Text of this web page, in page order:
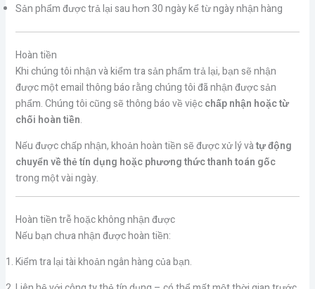
Sản phẩm được trả lại sau hơn 30 ngày kể từ ngày nhận hàng
Hoàn tiền
Khi chúng tôi nhận và kiểm tra sản phẩm trả lại, bạn sẽ nhận
được một email thông báo rằng chúng tôi đã nhận được sản
phẩm. Chúng tôi cũng sẽ thông báo về việcchấp nhận hoặc từ
chối hoàn tiền.
Nếu được chấp nhận, khoản hoàn tiền sẽ được xử lý vàtự động
chuyển về thẻ tín dụng hoặc phương thức thanh toán gốc
trong một vài ngày.
Hoàn tiền trễ hoặc không nhận được
Nếu bạn chưa nhận được hoàn tiền:
Kiểm tra lại tài khoản ngân hàng của bạn.